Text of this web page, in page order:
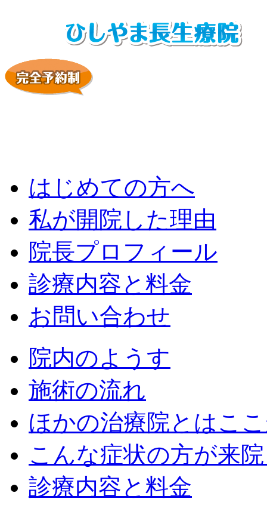
はじめての方へ
私が開院した理由
院長プロフィール
診療内容と料金
お問い合わせ
院内のようす
施術の流れ
ほかの治療院とはこ
こんな症状の方が来
診療内容と料金